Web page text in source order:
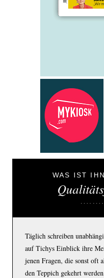
WAS IST
Täglich schreiben
auf Tichys Einblick ihre
jenen Fragen, die sonst oft
den Teppich gekehrt